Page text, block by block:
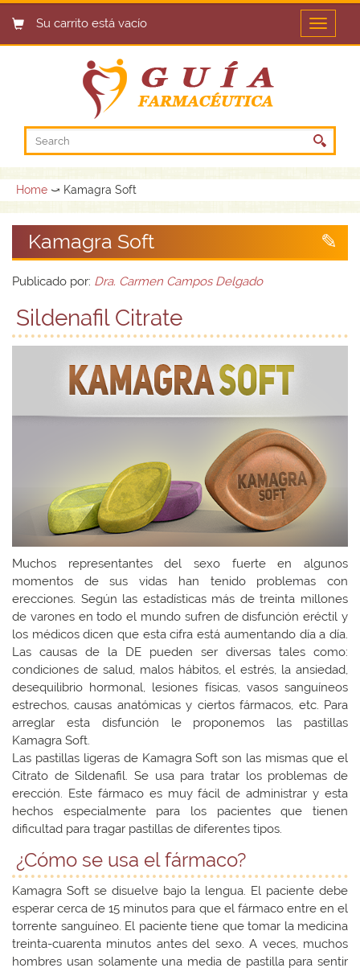
Su carrito está vacío
Open
menu
Home ⤻ Kamagra Soft
Kamagra Soft
Publicado por: Dra. Carmen Campos Delgado
Sildenafil Citrate
Muchos representantes del sexo fuerte en algunos
momentos de sus vidas han tenido problemas con
erecciones. Según las estadísticas más de treinta millones
de varones en todo el mundo sufren de disfunción eréctil y
los médicos dicen que esta cifra está aumentando día a día.
Las causas de la DE pueden ser diversas tales como:
condiciones de salud, malos hábitos, el estrés, la ansiedad,
desequilibrio hormonal, lesiones físicas, vasos sanguíneos
estrechos, causas anatómicas y ciertos fármacos, etc. Para
arreglar esta disfunción le proponemos las pastillas
Kamagra Soft.
Las pastillas ligeras de Kamagra Soft son las mismas que el
Citrato de Sildenafil. Se usa para tratar los problemas de
erección. Este fármaco es muy fácil de administrar y esta
hechos especialmente para los pacientes que tienen
dificultad para tragar pastillas de diferentes tipos.
¿Cómo se usa el fármaco?
Kamagra Soft se disuelve bajo la lengua. El paciente debe
esperar cerca de 15 minutos para que el fármaco entre en el
torrente sanguíneo. El paciente tiene que tomar la medicina
treinta-cuarenta minutos antes del sexo. A veces, muchos
hombres usan solamente una media de pastilla para sentir